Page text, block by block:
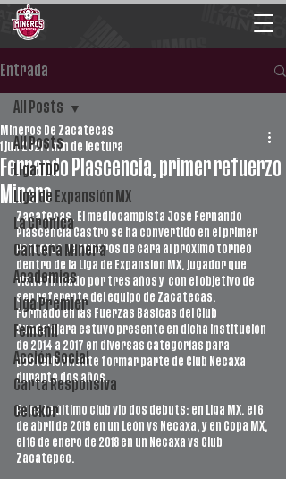
Entrada
All Posts
Liga TDP
Liga de Expansión MX
La Crónica
Cantera Minera
Academias
Liga Premier
Femenil
Acción Social
Carta Responsiva
Ceickor
All Posts
Fernando Plascencia, primer refuerzo
Minero
Mineros De Zacatecas
1 jun 2021 1 min de lectura
Zacatecas. El mediocampista José Fernando
Plascencia Castro se ha convertido en el primer
refuerzo de Mineros de cara al próximo torneo
dentro de la Liga de Expansión MX, jugador que
viene firmado por tres años y  con el objetivo de
ser referente del equipo de Zacatecas.
Formado en las Fuerzas Básicas del Club
Guadalajara estuvo presente en dicha institución
de 2014 a 2017 en diversas categorías para
posteriormente formar parte de Club Necaxa
durante dos años.
En este último club vio dos debuts: en Liga MX, el 6
de abril de 2019 en un León vs Necaxa, y en Copa MX,
el 16 de enero de 2018 en un Necaxa vs Club
Zacatepec.